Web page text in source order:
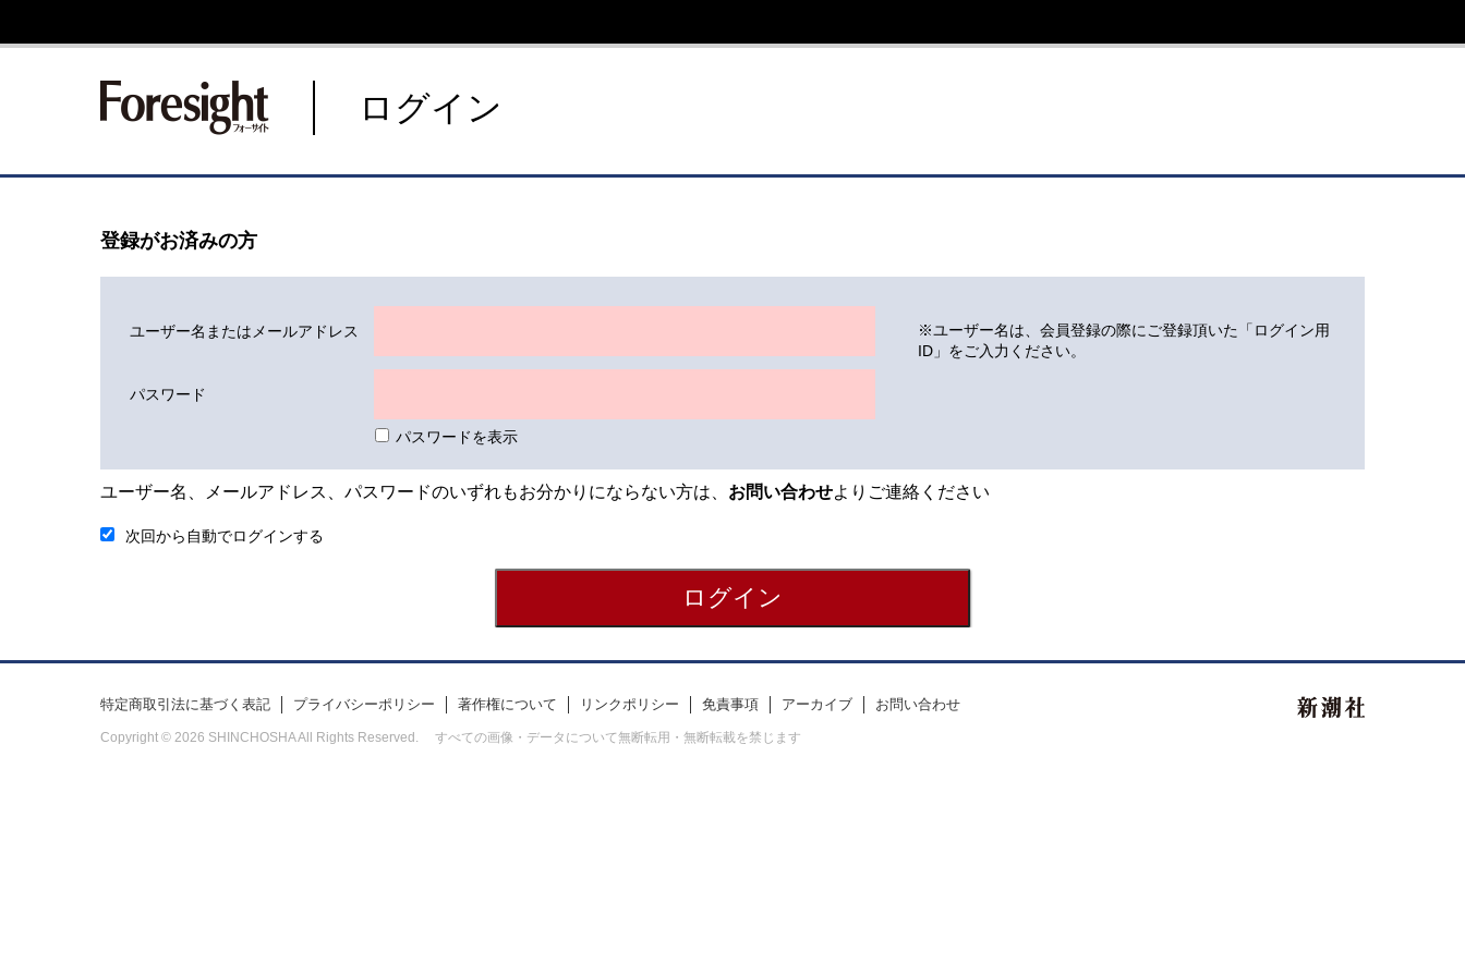
新潮社 Foresight フォーサイト
ログイン
登録がお済みの方
ユーザー名またはメールアドレス
パスワード
パスワードを表示
※ユーザー名は、会員登録の際にご登録頂いた「ログイン用
ID」をご入力ください。
ユーザー名、メールアドレス、パスワードのいずれもお分かりにならない方は、 お問い合わせよりご連絡ください
次回から自動でログインする
特定商取引法に基づく表記 プライバシーポリシー 著作権について リンクポリシー 免責事項 アーカイブ お問い合わせ
Copyright © 2026 SHINCHOSHA All Rights Reserved. すべての画像・データについて無断転用・無断転載を禁じます